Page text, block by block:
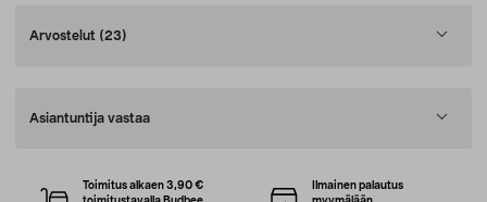
Arvostelut (23)
Asiantuntija vastaa
Toimitus alkaen 3,90 €
Ilmainen palautus